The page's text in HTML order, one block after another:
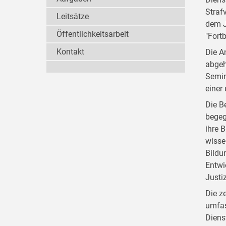
dem
Die
einer
Die
ihre
Die
Leitsätze
Öffentlichkeitsarbeit
Kontakt